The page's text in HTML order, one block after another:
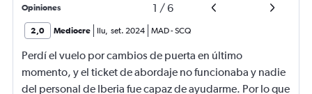
Opiniones 1 /6
2,0 Mediocre Ilu, set. 2024 MAD-SCQ
Perdí el vuelo por cambios de puerta en último
momento, y el ticket de abordaje no funcionaba y nadie
del personal de Iberia fue capaz de ayudarme. Por lo que